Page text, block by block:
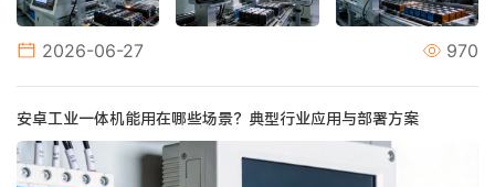
2026-06-27 970
安卓工业一体机能用在哪些场景？典型行业应用与部署方案